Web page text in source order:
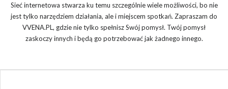
Sieć internetowa stwarza ku temu szczególnie wiele możliwości, bo nie
jest tylko narzędziem działania, ale i miejscem spotkań. Zapraszam do
VVENA.PL, gdzie nie tylko spełnisz Swój pomysł. Twój pomysł
zaskoczy innych i będą go potrzebować jak żadnego innego.